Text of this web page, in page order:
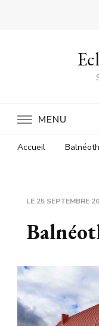
MENU
Accueil
LE 25 SEPTEMBRE